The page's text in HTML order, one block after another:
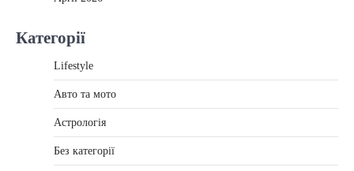
Категорії
Lifestyle
Авто та мото
Астрологія
Без категорії